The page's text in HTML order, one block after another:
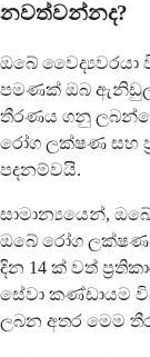
නවත්වන්නද?
ඔබේ
පමණක් ඔබ
තීරණය ගනු
රෝග ලක්ෂණ සහ
පදනම්වයි.
සාමාන්‍යයෙන්,
ඔබේ රෝග ලක්ෂණ
දින 14 ක් වත්
සේවා කණ්ඩායම
ලබන අතර මෙම